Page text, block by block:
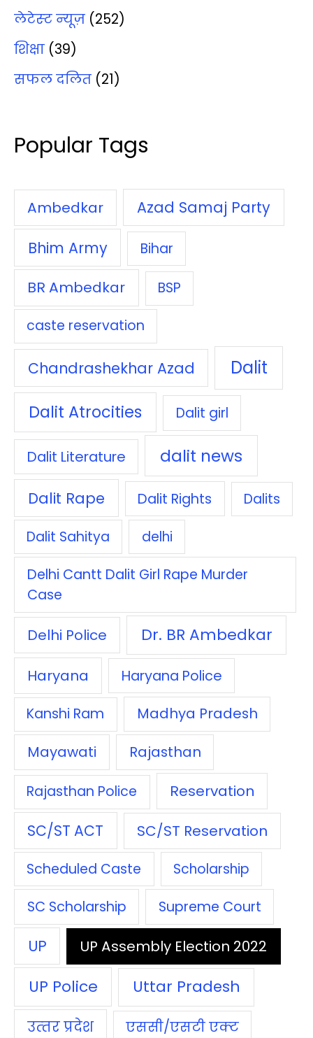
लेटेस्‍ट न्‍यूज़ (252)
शिक्षा (39)
सफल दलित (21)
Popular Tags
Ambedkar
Azad Samaj Party
Bhim Army
Bihar
BR Ambedkar
BSP
caste reservation
Chandrashekhar Azad Dalit
Dalit Atrocities Dalit girl
Dalit Literature dalit news
Dalit Rape Dalit Rights Dalits
Dalit Sahitya delhi
Delhi Cantt Dalit Girl Rape Murder
Case
Delhi Police Dr. BR Ambedkar
Haryana Haryana Police
Kanshi Ram
Madhya Pradesh
Mayawati
Rajasthan
Rajasthan Police Reservation
SC/ST ACT SC/ST Reservation
Scheduled Caste Scholarship
SC Scholarship Supreme Court
UP UP Assembly Election 2022
UP Police Uttar Pradesh
उत्‍तर प्रदेश एससी/एसटी एक्‍ट